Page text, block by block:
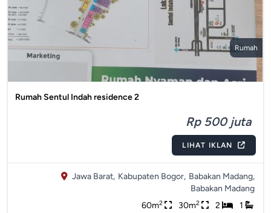
Rumah
Rumah Sentul Indah residence 2
Rp 500 juta
LIHAT IKLAN
Jawa Barat, Kabupaten Bogor, Babakan Madang,
Babakan Madang
60m2 30m2 2 1